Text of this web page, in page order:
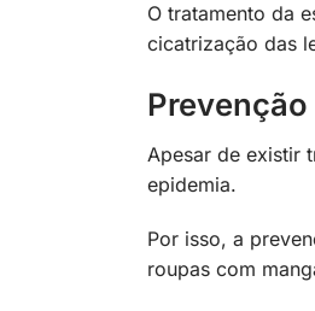
O tratamento da
cicatrização das
Prevenção
Apesar de existir
epidemia.
Por isso, a
roupas com